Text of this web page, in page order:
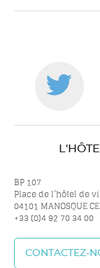
BP 107
Place de l’hôtel de
04101 MANOSQUE
+33 (0)4 92 70 34 00
CONTACTEZ-